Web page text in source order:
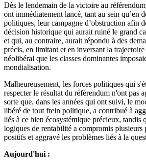
Dès le lendemain de la victoire au
ont immédiatement lancé, tant au sein qu’en
politiques, leur campagne d’obstruction afin
décision historique qui aurait ruiné le grand
et qui, au contraire, aurait répondu à des
précis, en limitant et en inversant la
néolibéral que les classes dominantes
mondialisation.
Malheureusement, les forces politiques qui
respecter le résultat du référendum n'ont pas
sorte que, dans les années qui ont suivi, le
libéré de tout frein politique, a contribué à
liés à ce bien écosystémique précieux, tandis
logiques de rentabilité a compromis plusieurs
positifs et aggravé les problèmes liés à la
Aujourd'hui :